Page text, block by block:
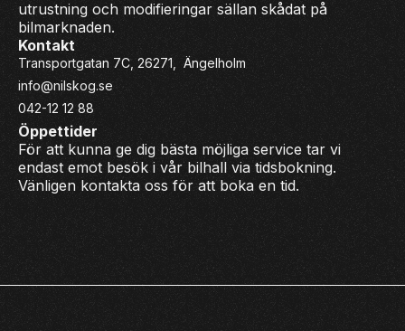
utrustning och modifieringar sällan skådat på
bilmarknaden.
Kontakt
Transportgatan 7C, 26271, Ängelholm
info@nilskog.se
042-12 12 88
Öppettider
För att kunna ge dig bästa möjliga service tar vi
endast emot besök i vår bilhall via tidsbokning.
Vänligen kontakta oss för att boka en tid.